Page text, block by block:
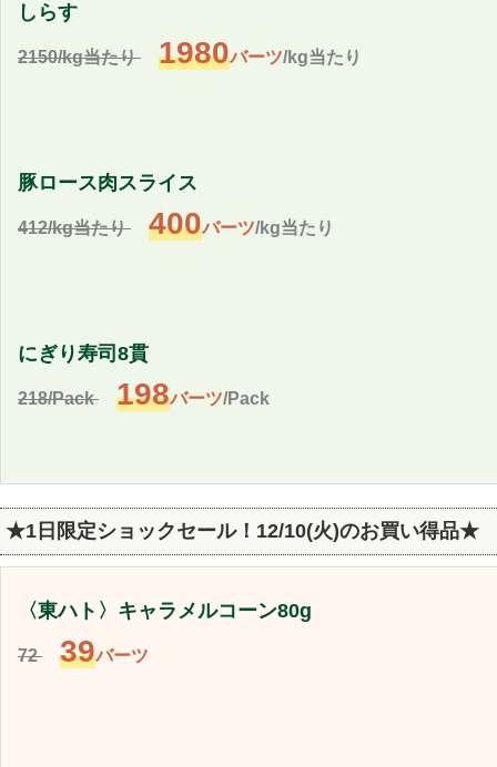
しらす
2150/kg当たり 1980バーツ/kg当たり
豚ロース肉スライス
412/kg当たり 400バーツ/kg当たり
にぎり寿司8貫
218/Pack 198バーツ/Pack
★1日限定ショックセール！12/10(火)のお買い得品★
〈東ハト〉キャラメルコーン80g
72 39バーツ